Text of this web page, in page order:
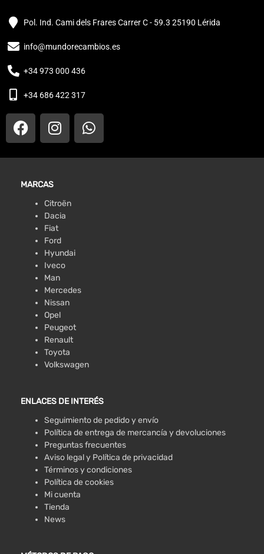
Pol. Ind. Cami dels Frares Carrer C - 59.3 25190 Lérida
info@mundorecambios.es
+34 973 000 436
+34 686 422 317
MARCAS
Citroën
Dacia
Fiat
Ford
Hyundai
Iveco
Man
Mercedes
Nissan
Opel
Peugeot
Renault
Toyota
Volkswagen
ENLACES DE INTERÉS
Seguimiento de pedido y envío
Política de entrega de mercancía y devoluciones
Preguntas frecuentes
Aviso legal y Política de privacidad
Términos y condiciones
Política de cookies
Mi cuenta
Tienda
News